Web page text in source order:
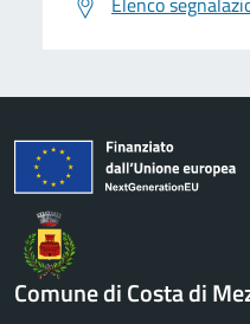
Comune di Costa di